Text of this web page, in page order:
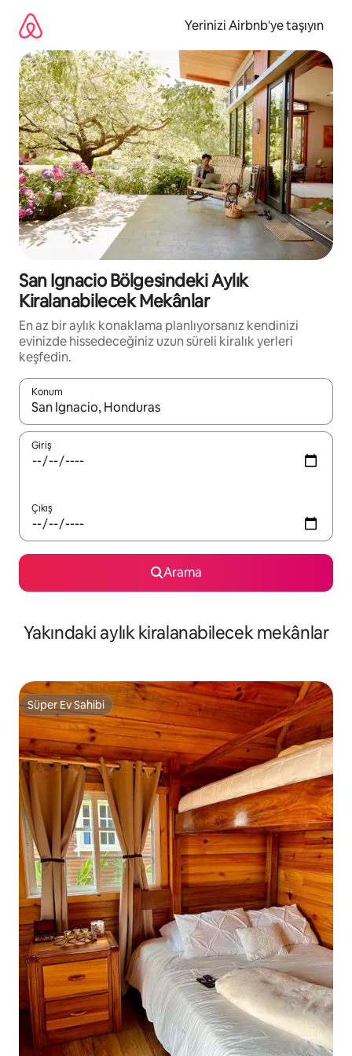
Yerinizi Airbnb'ye taşıyın
San Ignacio Bölgesindeki Aylık
Kiralanabilecek Mekânlar
En az bir aylık konaklama planlıyorsanız kendinizi
evinizde hissedeceğiniz uzun süreli kiralık yerleri
keşfedin.
Konum
Sonuçlar kullanılabilir olduğunda yukarı ve aşağı oklarıyla
Giriş
Çıkış
Arama
Yakındaki aylık kiralanabilecek mekânlar
Süper Ev Sahibi
Süper Ev Sahibi